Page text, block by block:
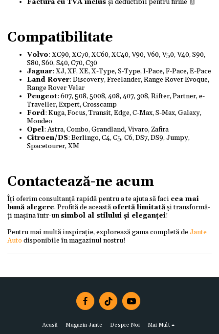
Factură cu TVA inclus și deductibil pentru firme 🧾
Compatibilitate
Volvo: XC90, XC70, XC60, XC40, V90, V60, V50, V40, S90,
S80, S60, S40, C70, C30
Jaguar: XJ, XF, XE, X-Type, S-Type, I-Pace, F-Pace, E-Pace
Land Rover: Discovery, Freelander, Range Rover Evoque,
Range Rover Velar
Peugeot: 607, 508, 5008, 408, 407, 308, Rifter, Partner, e-
Traveller, Expert, Crosscamp
Ford: Kuga, Focus, Transit, Edge, C-Max, S-Max, Galaxy,
Mondeo
Opel: Astra, Combo, Grandland, Vivaro, Zafira
Citroen/DS: Berlingo, C4, C5, C6, DS7, DS9, Jumpy,
Spacetourer, XM
Contactează-ne acum
Îți oferim consultanță rapidă pentru a te ajuta să faci cea mai
bună alegere. Profită de această ofertă limitatăși transformă-
ți mașina într-unsimbol al stilului și eleganței!
Pentru mai multă inspirație, explorează gama completă deJante
Autodisponibile în magazinul nostru!
Acasă Magazin Jante Despre Noi Mai Mult